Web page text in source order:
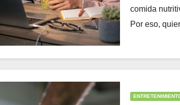
comida
Por eso,